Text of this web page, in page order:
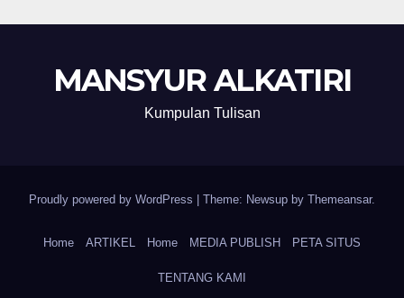
MANSYUR ALKATIRI
Kumpulan Tulisan
Proudly powered by WordPress | Theme: Newsup by Themeansar.
Home ARTIKEL Home MEDIA PUBLISH PETA SITUS
TENTANG KAMI